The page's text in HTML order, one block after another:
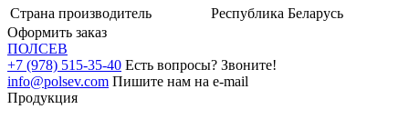
Страна производитель
Республика Беларусь
Оформить заказ
ПОЛСЕВ
+7 (978) 515-35-40 Есть вопросы? Звоните!
info@polsev.com Пишите нам на e-mail
Продукция